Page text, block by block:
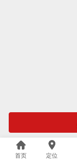
首页 定位